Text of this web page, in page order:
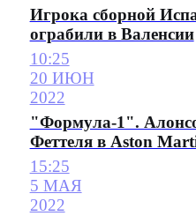
Игрока сборной
ограбили в Валенсии
10:25
20 ИЮН
2022
"Формула-1".
Феттеля в Aston
15:25
5 МАЯ
2022